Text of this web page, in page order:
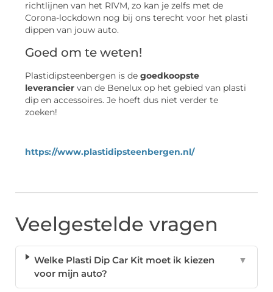
richtlijnen van het RIVM, zo kan je zelfs met de
Corona-lockdown nog bij ons terecht voor het plasti
dippen van jouw auto.
Goed om te weten!
Plastidipsteenbergen is de goedkoopste
leverancier van de Benelux op het gebied van plasti
dip en accessoires. Je hoeft dus niet verder te
zoeken!
https://www.plastidipsteenbergen.nl/
Veelgestelde vragen
Welke Plasti Dip Car Kit moet ik kiezen
voor mijn auto?
▼